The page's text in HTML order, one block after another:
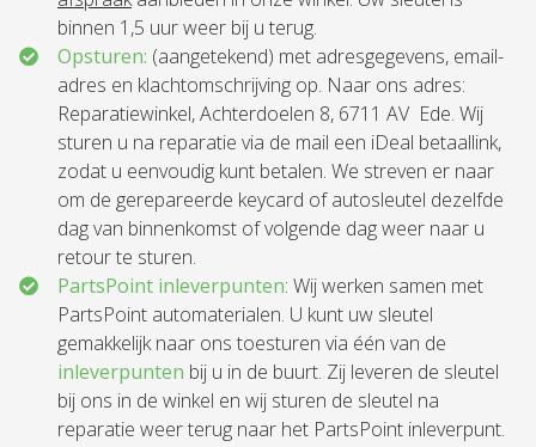
binnen 1,5 uur weer bij u terug.
Opsturen: (aangetekend) met adresgegevens, email-
adres en klachtomschrijving op. Naar ons adres:
Reparatiewinkel, Achterdoelen 8, 6711 AV Ede. Wij
sturen u na reparatie via de mail een iDeal betaallink,
zodat u eenvoudig kunt betalen. We streven er naar
om de gerepareerde keycard of autosleutel dezelfde
dag van binnenkomst of volgende dag weer naar u
retour te sturen.
PartsPoint inleverpunten: Wij werken samen met
PartsPoint automaterialen. U kunt uw sleutel
gemakkelijk naar ons toesturen via één van de
inleverpunten bij u in de buurt. Zij leveren de sleutel
bij ons in de winkel en wij sturen de sleutel na
reparatie weer terug naar het PartsPoint inleverpunt.